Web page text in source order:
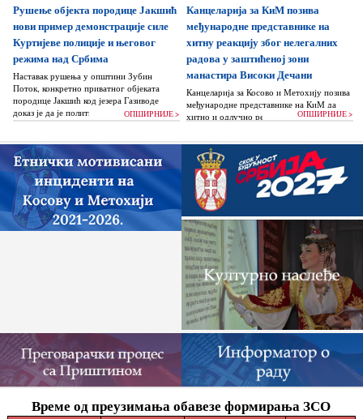
жигоше...
Рушење објекта породице Јакшић
нови пример демонстрације силе
Куртијеве полиције и његовог
режима над Србима
Наставак рушења у општини Зубин
Поток, конкретно приватног објеката
породице Јакшић код језера Газиводе
доказ је да је политика Аљбина Куртија...
ОПШИРНИЈЕ >
Канцеларија за КиМ позива
међународне представнике на
хитну реакцију због нелегалних
радова у заштићеној зони
манастира Високи Дечани
Канцеларија за Косово и Метохију позива
међународне представнике на КиМ да
хитно и одлучно реагују и да без
нелегалних грађевинских...
ОПШИРНИЈЕ >
Време од преузимања обавезе формирања ЗСО